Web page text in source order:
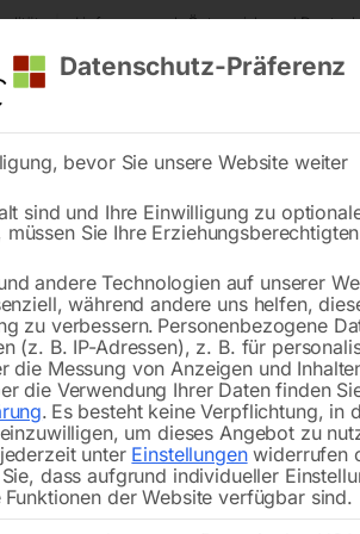
Lieferung nach Österreich und
UFM 125
Elmag
inkl. 3-Achs-Positionsanzeige
Datenschutz-Präferenz
bevor Sie unsere Website weiter
sind und Ihre Einwilligung zu
Sie Ihre
andere Technologien auf unserer
während andere uns helfen,
zu verbessern. Personenbezogene
(z. B. IP-Adressen), z. B. für
die Messung von Anzeigen und
die Verwendung Ihrer Daten finden
. Es besteht keine Verpflichtung, in
um dieses Angebot zu
unter Einstellungenwiderrufen
dass aufgrund individueller
der Website verfügbar sind.